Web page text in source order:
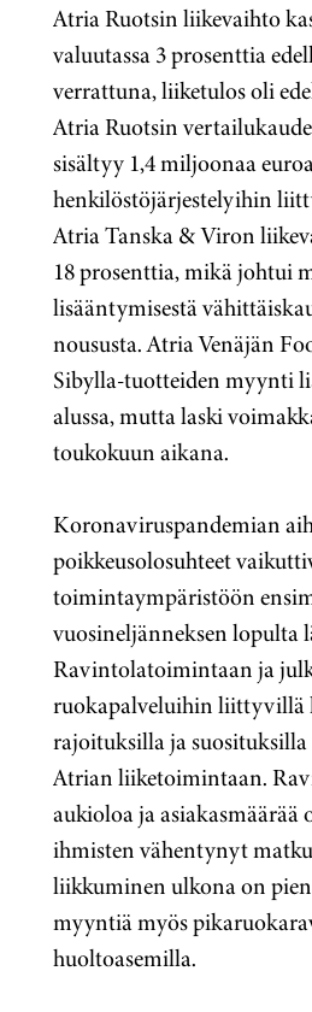
Atria Ruotsin liikevaihto
valuutassa 3 prosenttia
verrattuna, liiketulos oli
Atria Ruotsin
sisältyy 1,4 miljoonaa
henkilöstöjärjestelyihin
Atria Tanska & Viron
18 prosenttia, mikä johtui
lisääntymisestä
noususta. Atria Venäjän
Sibylla-tuotteiden myynti
alussa, mutta laski
toukokuun aikana.
Koronaviruspandemian
poikkeusolosuhteet
toimintaympäristöön
vuosineljänneksen lopulta
Ravintolatoimintaan ja
ruokapalveluihin liittyvillä
rajoituksilla ja
Atrian liiketoimintaan.
aukioloa ja
ihmisten vähentynyt
liikkuminen ulkona on
myyntiä myös
huoltoasemilla.